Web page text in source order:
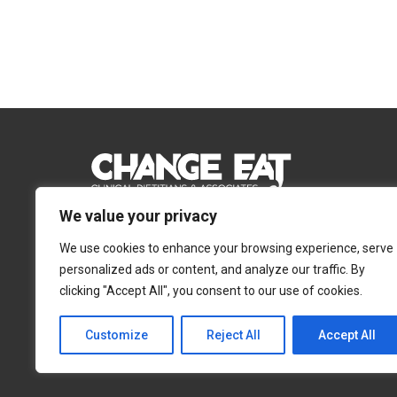
We value your privacy
We use cookies to enhance your browsing experience, serve
personalized ads or content, and analyze our traffic. By
clicking "Accept All", you consent to our use of cookies.
Customize Reject All Accept All
Email:Info@changeeat.com.cy
Telephone: 77 77 77 51
Αγίας Άννας 4, 2054,
Αγίας Φυλάξεως 32,